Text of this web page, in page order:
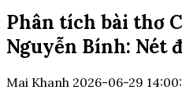
Phân tích bài thơ
Nguyễn Bính: Nét
Mai Khanh 2026-06-29